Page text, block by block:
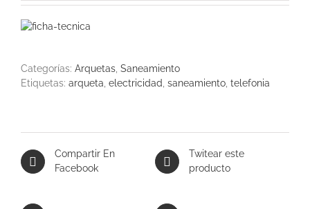
Categorías: Arquetas, Saneamiento
Etiquetas: arqueta, electricidad, saneamiento, telefonia
Compartir En
Facebook
Twitear este
producto